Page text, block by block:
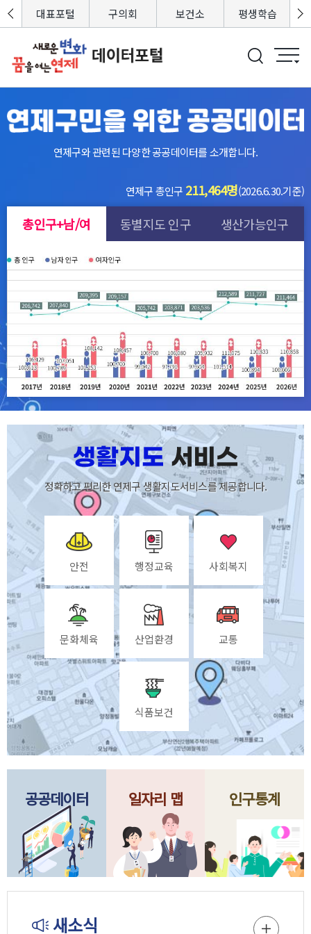
털 대표포털 구의회 보건소 평생학습
연제구와 관련된 다양한 공공데이터를 소개합니다.
연제구 총인구 211,464명(2026.6.30.기준)
총인구+남/여 동별지도 인구 생산가능인구
정확하고 편리한 연제구 생활지도서비스를 제공합니다.
안전 행정교육 사회복지
문화체육 산업환경 교통
식품보건
공공데이터 일자리 맵 인구통계
새소식